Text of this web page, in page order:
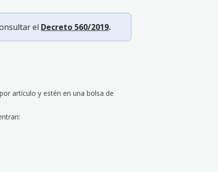
el Decreto 560/2019.
artículo y estén en una bolsa de